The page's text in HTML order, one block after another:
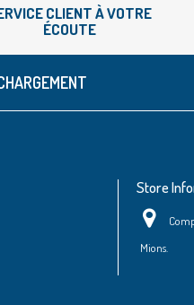
CLIENT À VOTRE
ÉCOUTE
Store
Mions.